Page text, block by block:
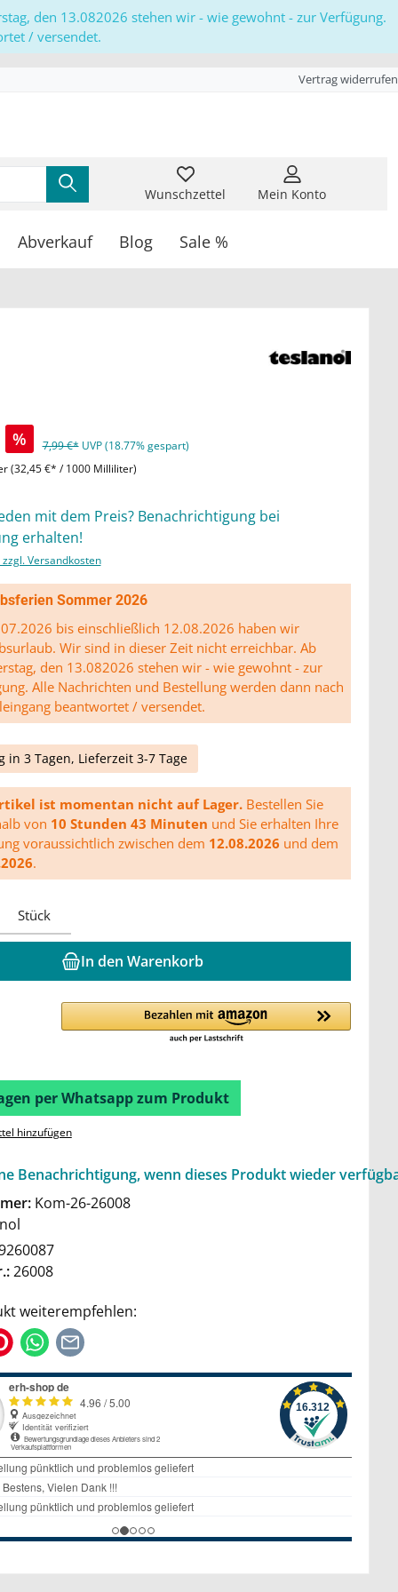
den 13.082026 stehen wir - wie gewohnt - zur Verfügung.
/ versendet.
Vertrag widerrufen
Wunschzettel Mein Konto
Abverkauf Blog Sale %
% 7,99 €* UVP (18.77% gespart)
(32,45 €* / 1000 Milliliter)
mit dem Preis? Benachrichtigung bei
erhalten!
Versandkosten
Sommer 2026
bis einschließlich 12.08.2026 haben wir
Wir sind in dieser Zeit nicht erreichbar. Ab
den 13.082026 stehen wir - wie gewohnt - zur
Alle Nachrichten und Bestellung werden dann nach
beantwortet / versendet.
in 3 Tagen, Lieferzeit 3-7 Tage
ist momentan nicht auf Lager.Bestellen Sie
von 10 Stunden 43 Minuten und Sie erhalten Ihre
voraussichtlich zwischen dem 12.08.2026 und dem
.
Stück
In den Warenkorb
per Whatsapp zum Produkt
hinzufügen
Benachrichtigung, wenn dieses Produkt wieder
Kom-26-26008
26008
weiterempfehlen: